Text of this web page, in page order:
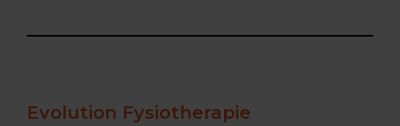
Evolution Fysiotherapie